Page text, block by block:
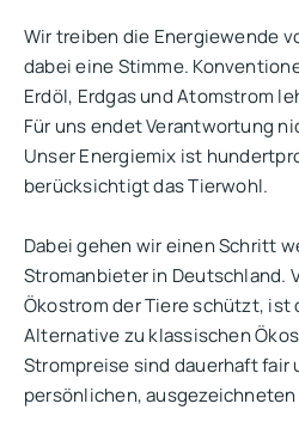
Wir treiben die Energiewende
dabei eine Stimme.
Erdöl, Erdgas und Atomstrom
Für uns endet Verantwortung
Unser Energiemix ist
berücksichtigt das Tierwohl.
Dabei gehen wir einen Schritt
Stromanbieter in Deutschland.
Ökostrom der Tiere schützt,
Alternative zu klassischen
Strompreise sind dauerhaft fair
persönlichen,